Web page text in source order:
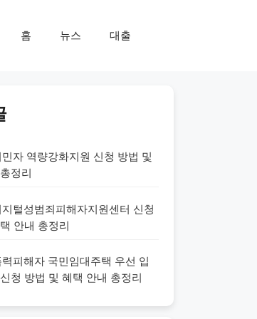
홈 뉴스 대출
자 역량강화지원 신청 방법 및
정리
털성범죄피해자지원센터 신청
안내 총정리
피해자 국민임대주택 우선 입
청 방법 및 혜택 안내 총정리